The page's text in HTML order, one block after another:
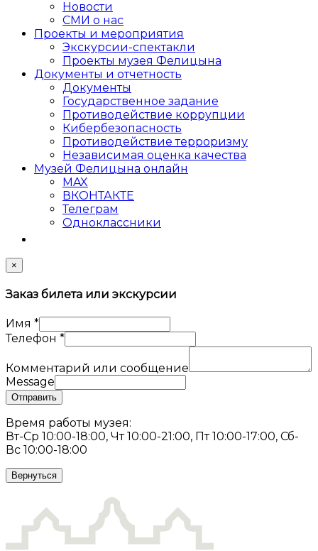
Новости
СМИ о нас
Проекты и мероприятия
Экскурсии-спектакли
Проекты музея Фелицына
Документы и отчетность
Документы
Государственное задание
Противодействие коррупции
Кибер­безопасность
Противодействие терроризму
Независимая оценка качества
Музей Фелицына онлайн
MAX
ВКОНТАКТЕ
Телеграм
Одноклассники
×
Заказ билета или экскурсии
Имя *
Телефон *
Комментарий или сообщение
Message
Отправить
Время работы музея:
Вт-Ср 10:00-18:00, Чт 10:00-21:00, Пт 10:00-17:00, Сб-
Вс 10:00-18:00
Вернуться